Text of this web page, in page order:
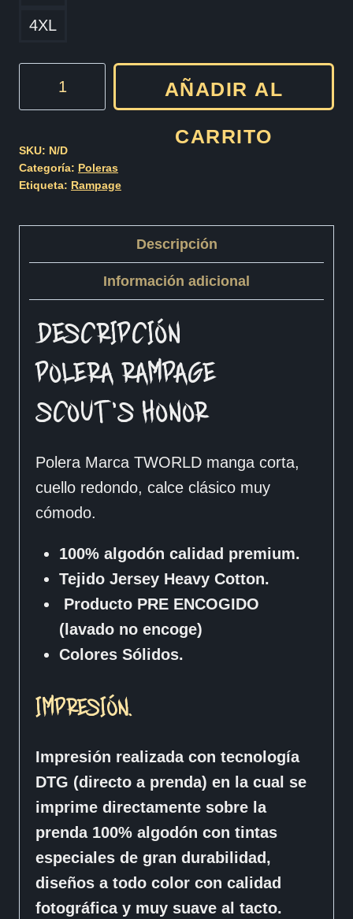
4XL
cantidad
AÑADIR AL
CARRITO
SKU: N/D
Categoría: Poleras
Etiqueta: Rampage
Descripción
Información adicional
DESCRIPCIÓN
POLERA RAMPAGE –
SCOUT’S HONOR
Polera Marca TWORLD manga corta,
cuello redondo, calce clásico muy
cómodo.
100% algodón calidad premium.
Tejido Jersey Heavy Cotton.
Producto PRE ENCOGIDO
(lavado no encoge)
Colores Sólidos.
IMPRESIÓN.
Impresión realizada con tecnología
DTG (directo a prenda) en la cual se
imprime directamente sobre la
prenda 100% algodón con tintas
especiales de gran durabilidad,
diseños a todo color con calidad
fotográfica y muy suave al tacto.